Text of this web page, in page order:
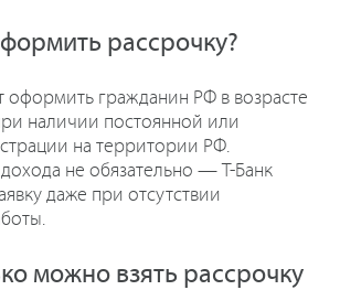
рассрочку?
оформить гражданин РФ в возрасте
наличии постоянной или
на территории РФ.
не обязательно — Т-Банк
даже при отсутствии
можно взять рассрочку